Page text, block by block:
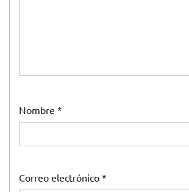
Nombre *
Correo electrónico *